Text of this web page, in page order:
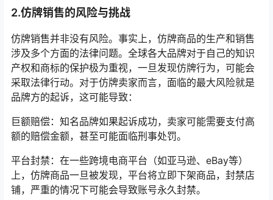
2.仿牌销售的风险与挑战
仿牌销售并非没有风险。事实上，仿牌商品的生产和销售
涉及多个方面的法律问题。全球各大品牌对于自己的知识
产权和商标的保护极为重视，一旦发现仿牌行为，可能会
采取法律行动。对于仿牌卖家而言，面临的最大风险就是
品牌方的起诉，这可能导致：
巨额赔偿：知名品牌如果起诉成功，卖家可能需要支付高
额的赔偿金额，甚至可能面临刑事处罚。
平台封禁：在一些跨境电商平台（如亚马逊、eBay等）
上，仿牌商品一旦被发现，平台将立即下架商品，封禁店
铺，严重的情况下可能会导致账号永久封禁。